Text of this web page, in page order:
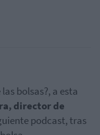
bolsas?, a esta
director de
podcast, tras